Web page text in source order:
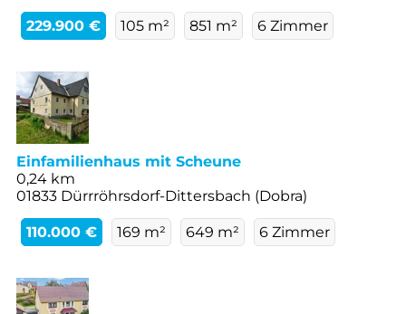
229.900 € 105 m² 851 m² 6 Zimmer
Einfamilienhaus mit Scheune
0,24 km
01833 Dürrröhrsdorf-Dittersbach (Dobra)
110.000 € 169 m² 649 m² 6 Zimmer